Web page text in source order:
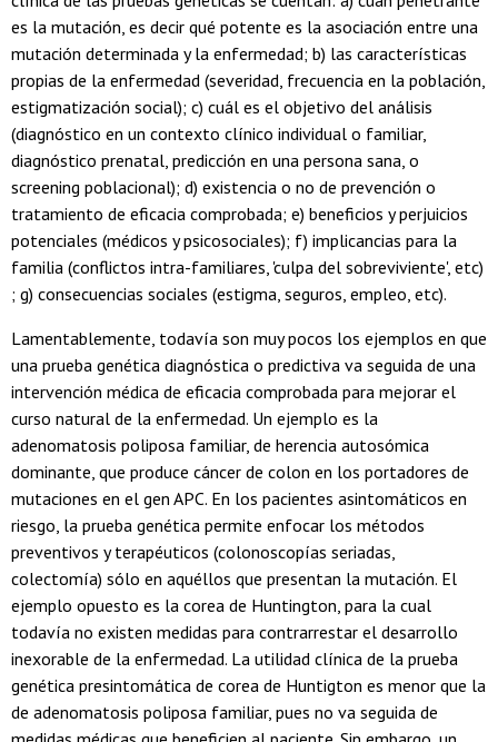
es la mutación, es decir qué potente es la asociación entre una
mutación determinada y la enfermedad; b) las características
propias de la enfermedad (severidad, frecuencia en la población,
estigmatización social); c) cuál es el objetivo del análisis
(diagnóstico en un contexto clínico individual o familiar,
diagnóstico prenatal, predicción en una persona sana, o
screening poblacional); d) existencia o no de prevención o
tratamiento de eficacia comprobada; e) beneficios y perjuicios
potenciales (médicos y psicosociales); f) implicancias para la
familia (conflictos intra-familiares, 'culpa del sobreviviente', etc)
; g) consecuencias sociales (estigma, seguros, empleo, etc).
Lamentablemente, todavía son muy pocos los ejemplos en que
una prueba genética diagnóstica o predictiva va seguida de una
intervención médica de eficacia comprobada para mejorar el
curso natural de la enfermedad. Un ejemplo es la
adenomatosis poliposa familiar, de herencia autosómica
dominante, que produce cáncer de colon en los portadores de
mutaciones en el gen APC. En los pacientes asintomáticos en
riesgo, la prueba genética permite enfocar los métodos
preventivos y terapéuticos (colonoscopías seriadas,
colectomía) sólo en aquéllos que presentan la mutación. El
ejemplo opuesto es la corea de Huntington, para la cual
todavía no existen medidas para contrarrestar el desarrollo
inexorable de la enfermedad. La utilidad clínica de la prueba
genética presintomática de corea de Huntigton es menor que la
de adenomatosis poliposa familiar, pues no va seguida de